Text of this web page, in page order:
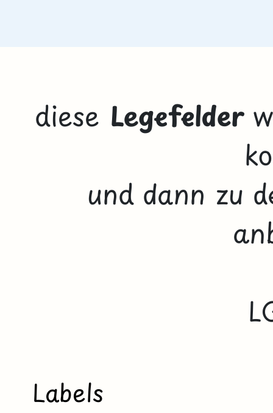
diese Legefelder
und dann zu
Labels